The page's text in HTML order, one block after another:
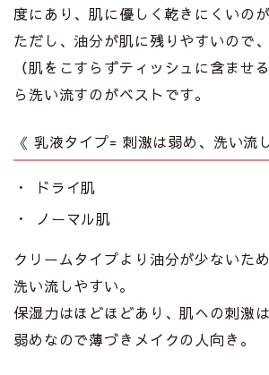
度にあり、肌に優しく乾きにくいのが
ただし、油分が肌に残りやすいので
（肌をこすらずティッシュに含ませ
ら洗い流すのがベストです。
《 乳液タイプ= 刺激は弱め、洗い流
ドライ肌
ノーマル肌
クリームタイプより油分が少ないた
洗い流しやすい。
保湿力はほどほどあり、肌への刺激
弱めなので薄づきメイクの人向き。